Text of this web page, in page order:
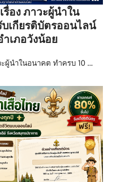
อง ภาวะผู้นำใน
เกียรติบัตรออนไลน์
เภอวังน้อย
ผู้นำในอนาคต ทำครบ 10 …